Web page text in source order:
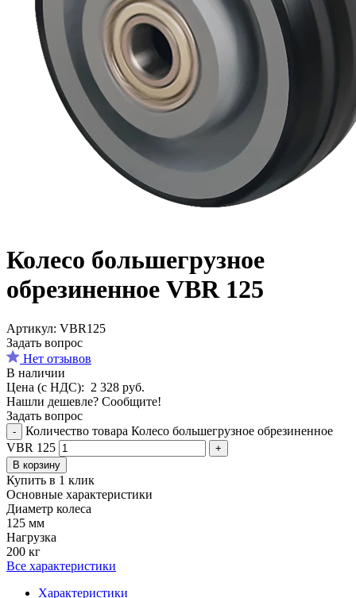
Колесо большегрузное
обрезиненное VBR 125
Aртикул: VBR125
Задать вопрос
Нет отзывов
В наличии
Цена (с НДС): 2 328 руб.
Нашли дешевле? Сообщите!
Задать вопрос
-
Количество товара Колесо большегрузное обрезиненное
VBR 125
+
В корзину
Купить в 1 клик
Основные характеристики
Диаметр колеса
125 мм
Нагрузка
200 кг
Все характеристики
Характеристики